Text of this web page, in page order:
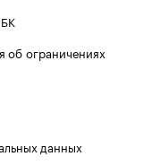
об ограничениях
данных